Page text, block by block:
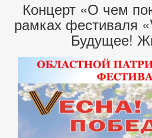
Концерт «О чем
рамках фестиваля
Будущее!